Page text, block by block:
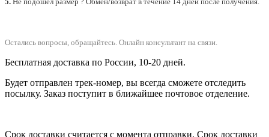
Остались вопросы, обращайтесь. Онлайн консультант на связи.
Бесплатная доставка по России, 10-20 дней.
Будет отправлен трек-номер, вы всегда сможете отследить
посылку. Заказ поступит в ближайшее почтовое отделение.
Срок доставки считается с момента отправки. Срок доставки